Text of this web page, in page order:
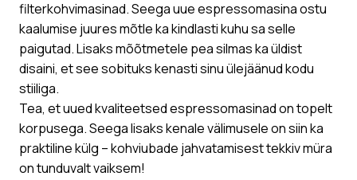
filterkohvimasinad. Seega uue espressomasina ostu
kaalumise juures mõtle ka kindlasti kuhu sa selle
paigutad. Lisaks mõõtmetele pea silmas ka üldist
disaini, et see sobituks kenasti sinu ülejäänud kodu
stiiliga.
Tea, et uued kvaliteetsed espressomasinad on topelt
korpusega. Seega lisaks kenale välimusele on siin ka
praktiline külg – kohviubade jahvatamisest tekkiv müra
on tunduvalt vaiksem!